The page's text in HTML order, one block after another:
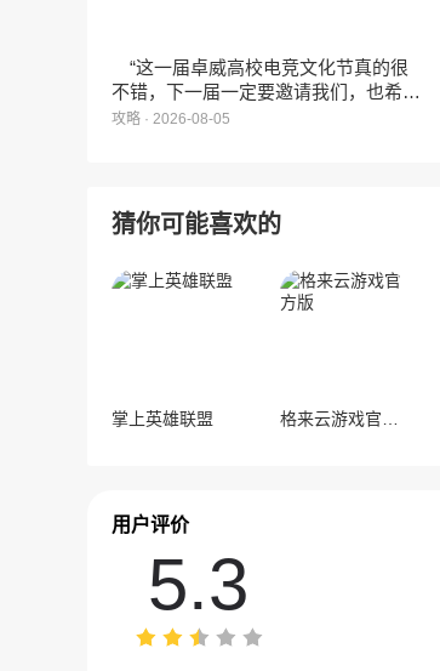
“这一届卓威高校电竞文化节真的很
不错，下一届一定要邀请我们，也希望
能给更多同学一个来到现场的机会。”
攻略 · 2026-08-05
猜你可能喜欢的
掌上英雄联盟
用户评价
5.3